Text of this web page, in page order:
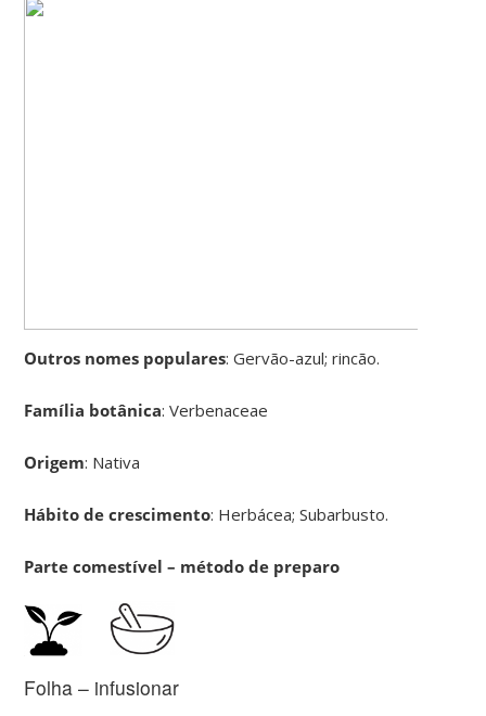
Outros nomes populares: Gervão-azul; rincão.
Família botânica: Verbenaceae
Origem: Nativa
Hábito de crescimento: Herbácea; Subarbusto.
Parte comestível – método de preparo
Folha – infusionar